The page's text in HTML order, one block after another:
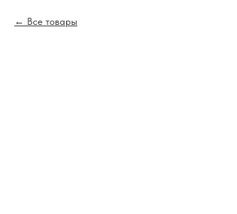
Все товары